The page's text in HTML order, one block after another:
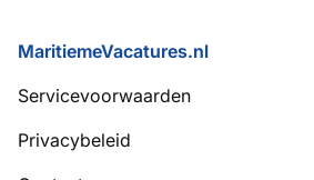
Voettekst
MaritiemeVacatures.nl
Servicevoorwaarden
Privacybeleid